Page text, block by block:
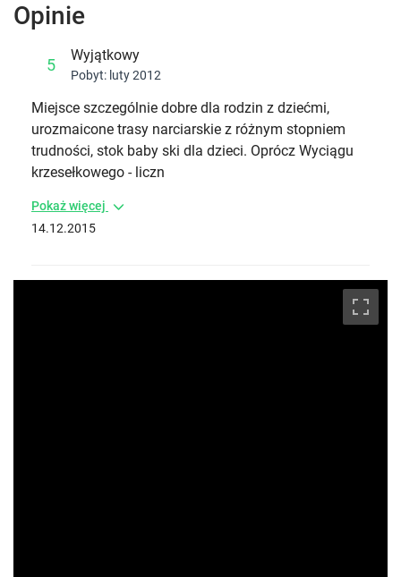
Opinie
5 Wyjątkowy
Pobyt: luty 2012
Miejsce szczególnie dobre dla rodzin z dziećmi,
urozmaicone trasy narciarskie z różnym stopniem
trudności, stok baby ski dla dzieci. Oprócz Wyciągu
krzesełkowego - liczn
Pokaż więcej
14.12.2015